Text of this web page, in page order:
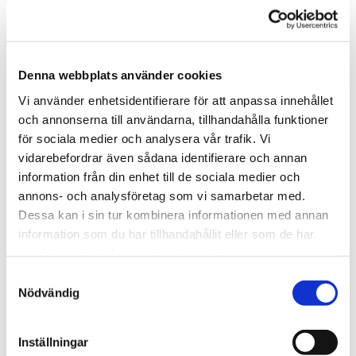
Denna webbplats använder cookies
Vi använder enhetsidentifierare för att anpassa innehållet
och annonserna till användarna, tillhandahålla funktioner
för sociala medier och analysera vår trafik. Vi
vidarebefordrar även sådana identifierare och annan
information från din enhet till de sociala medier och
annons- och analysföretag som vi samarbetar med.
Dessa kan i sin tur kombinera informationen med annan
information som du har tillhandahållit eller som de har
Nödvändig
Inställningar
Många, både små och stora, uppskattar att
plocka för sig på egen hand: morotsstavar,
naturella kikärter eller ärter direkt från frysen till
exempel. Färgglatt och fint! Om barnet är
hungrigt innan maten är klar kan grönsakerna
gärna serveras först, det är ett bra sätt att
utnyttja aptiten på.
Gör måltiden till en gemensam stund, fri från
skärmar och annan distraktion
Passa på att titta mer på ditt barns ansikte än på
vad hen har på sin tallrik när ni som omväxling är
i jämnhöjd. Prata om vad som har hänt under
hjärtat. Försök att inte tjata och bestämma vad
maten. En bra tumregel är att i stället tänka att
din uppgift är att se till att det står bra mat på